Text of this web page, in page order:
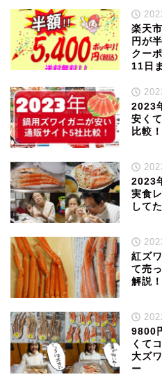
楽天
円が
クー
11日
2023
安く
比較！
2023
実食
して
紅ズ
て売
解説！
9800
くて
大ズ
ー